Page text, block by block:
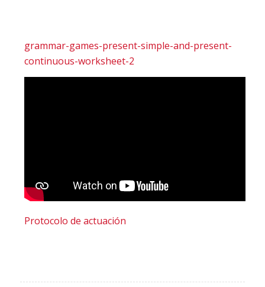
grammar-games-present-simple-and-present-
continuous-worksheet-2
Protocolo de actuación